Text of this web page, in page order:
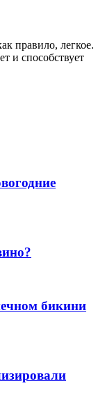
правило, легкое.
и способствует
бикини